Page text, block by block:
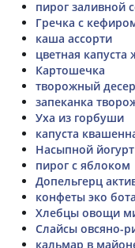
пирог заливной
Гречка с
каша ассорти
цветная капуста
Картошечка
творожный
запеканка
Уха из горбуши
капуста
Насыпной йогурт
пирог с яблоком
Допельгерц
конфеты эко
Хлебцы овощи
Слайсы овсяно-
кальмар в